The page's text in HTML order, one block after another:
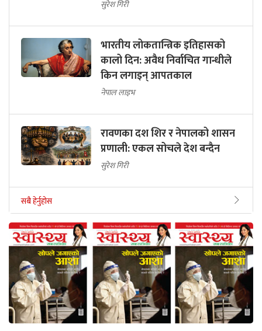
सुरेश गिरी
भारतीय लोकतान्त्रिक इतिहासको
कालो दिन: अवैध निर्वाचित गान्धीले
किन लगाइन् आपतकाल
नेपाल लाइभ
रावणका दश शिर र नेपालको शासन
प्रणाली: एकल सोचले देश बन्दैन
सुरेश गिरी
सबै हेर्नुहोस